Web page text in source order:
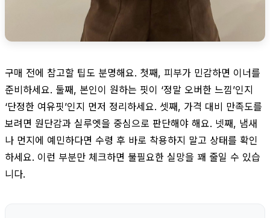
구매 전에 참고할 팁도 분명해요. 첫째, 피부가 민감하면 이너를
준비하세요. 둘째, 본인이 원하는 핏이 ‘정말 오버한 느낌’인지
‘단정한 여유핏’인지 먼저 정리하세요. 셋째, 가격 대비 만족도를
보려면 원단감과 실루엣을 중심으로 판단해야 해요. 넷째, 냄새
나 먼지에 예민하다면 수령 후 바로 착용하지 말고 상태를 확인
하세요. 이런 부분만 체크하면 불필요한 실망을 꽤 줄일 수 있습
니다.